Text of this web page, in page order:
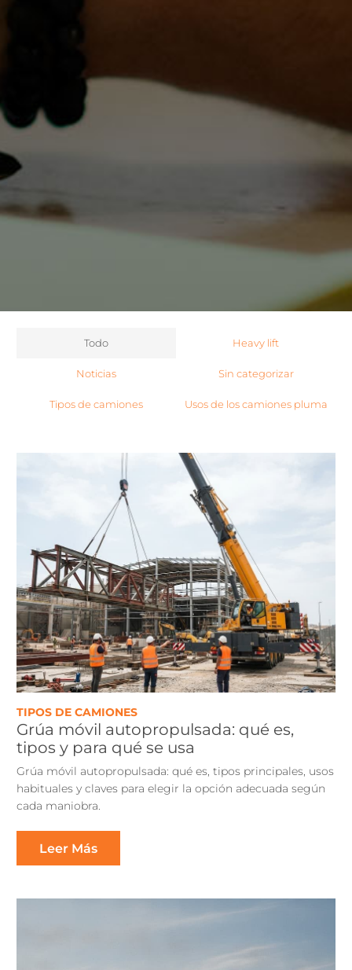
Todo Heavy lift
Noticias Sin categorizar
Tipos de camiones Usos de los camiones pluma
TIPOS DE CAMIONES
Grúa móvil autopropulsada: qué es,
tipos y para qué se usa
Grúa móvil autopropulsada: qué es, tipos principales, usos
habituales y claves para elegir la opción adecuada según
cada maniobra.
Leer Más